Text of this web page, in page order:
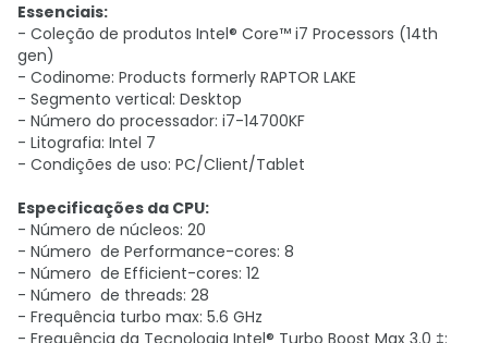
Essenciais:
- Coleção de produtos Intel® Core™ i7 Processors (14th
gen)
- Codinome: Products formerly RAPTOR LAKE
- Segmento vertical: Desktop
- Número do processador: i7-14700KF
- Litografia: Intel 7
- Condições de uso: PC/Client/Tablet
Especificações da CPU:
- Número de núcleos: 20
- Número de Performance-cores: 8
- Número de Efficient-cores: 12
- Número de threads: 28
- Frequência turbo max: 5.6 GHz
- Frequência da Tecnologia Intel® Turbo Boost Max 3.0 ‡: